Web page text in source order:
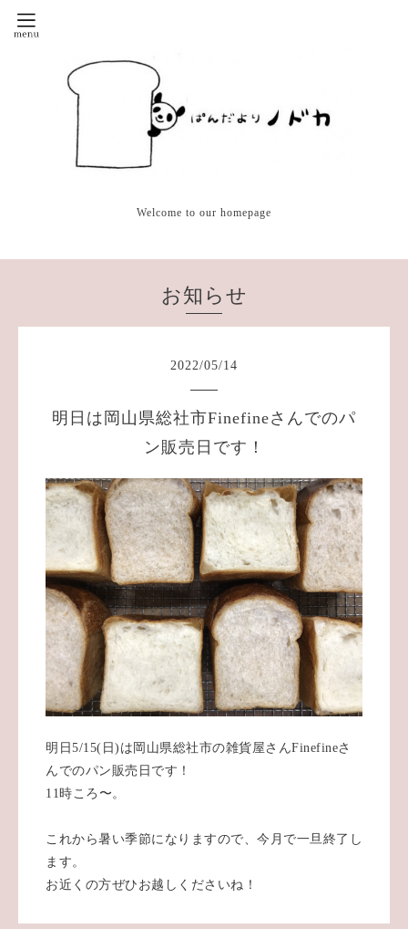
Welcome to our homepage
お知らせ
2022/05/14
明日は岡山県総社市Finefineさんでのパ
ン販売日です！
明日5/15(日)は岡山県総社市の雑貨屋さんFinefineさ
んでのパン販売日です！
11時ころ〜。
これから暑い季節になりますので、今月で一旦終了し
ます。
お近くの方ぜひお越しくださいね！